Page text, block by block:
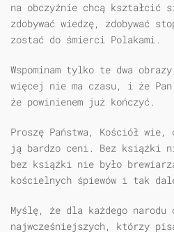
na obczyźnie chcą kształcić
zdobywać wiedzę, zdobywać
zostać do śmierci Polakami.
Wspominam tylko te dwa
więcej nie ma czasu, i że
że powinienem już kończyć.
Proszę Państwa, Kościół
ją bardzo ceni. Bez książki
bez książki nie było
kościelnych śpiewów i tak
Myślę, że dla każdego narodu
najwcześniejszych, którzy